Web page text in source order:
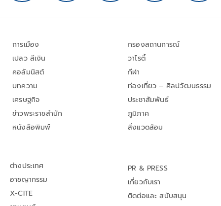
การเมือง
เปลว สีเงิน
คอลัมนิสต์
บทความ
เศรษฐกิจ
ข่าวพระราชสำนัก
หนังสือพิมพ์
กรองสถานการณ์
วาไรตี้
กีฬา
ท่องเที่ยว – ศิลปวัฒนธรรม
ประชาสัมพันธ์
ภูมิภาค
สิ่งแวดล้อม
ต่างประเทศ
อาชญากรรม
X-CITE
PR & PRESS
เกี่ยวกับเรา
ติดต่อและ สนับสนุน